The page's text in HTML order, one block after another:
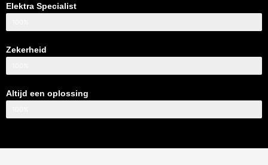
Elektra Specialist
Zekerheid
Altijd een oplossing